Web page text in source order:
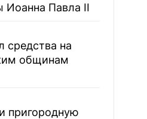
Иоанна Павла II
на
общинам
пригородную